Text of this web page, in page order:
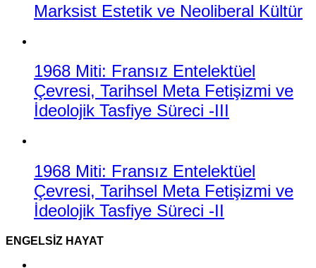
Marksist Estetik ve Neoliberal Kültür
1968 Miti: Fransız Entelektüel
Çevresi, Tarihsel Meta Fetişizmi ve
İdeolojik Tasfiye Süreci -III
1968 Miti: Fransız Entelektüel
Çevresi, Tarihsel Meta Fetişizmi ve
İdeolojik Tasfiye Süreci -II
ENGELSIZ HAYAT